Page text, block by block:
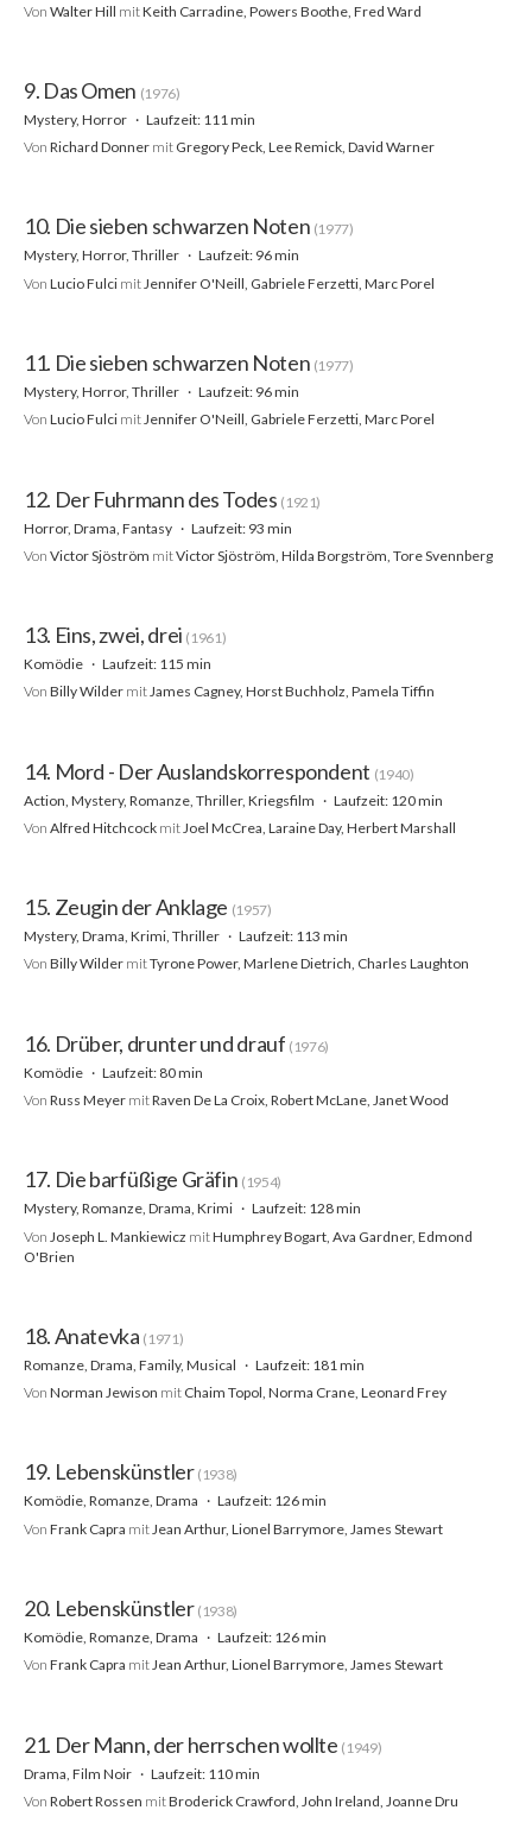
Von Walter Hill mitKeith Carradine, Powers Boothe, Fred Ward
9. Das Omen (1976)
Mystery, Horror
Laufzeit: 111 min
Von Richard Donner mit Gregory Peck, Lee Remick, David Warner
10. Die sieben schwarzen Noten (1977)
Mystery, Horror, Thriller
Laufzeit: 96 min
Von Lucio Fulci mit Jennifer O'Neill, Gabriele Ferzetti, Marc Porel
11. Die sieben schwarzen Noten (1977)
Mystery, Horror, Thriller
Laufzeit: 96 min
Von Lucio Fulci mitJennifer O'Neill, Gabriele Ferzetti, Marc Porel
12. Der Fuhrmann des Todes (1921)
Horror, Drama, Fantasy
Laufzeit: 93 min
Von Victor Sjöström mitVictor Sjöström, Hilda Borgström, Tore Svennberg
13. Eins, zwei, drei (1961)
Komödie
Laufzeit: 115 min
Von Billy Wilder mitJames Cagney, Horst Buchholz, Pamela Tiffin
14. Mord - Der Auslandskorrespondent (1940)
Action, Mystery, Romanze, Thriller, Kriegsfilm
Laufzeit: 120 min
Von Alfred Hitchcock mit Joel McCrea, Laraine Day, Herbert Marshall
15. Zeugin der Anklage (1957)
Mystery, Drama, Krimi, Thriller
Laufzeit: 113 min
Von Billy Wilder mitTyrone Power, Marlene Dietrich, Charles Laughton
16. Drüber, drunter und drauf (1976)
Komödie
Laufzeit: 80 min
Von Russ Meyer mitRaven De La Croix, Robert McLane, Janet Wood
17. Die barfüßige Gräfin (1954)
Mystery, Romanze, Drama, Krimi
Laufzeit: 128 min
Von Joseph L. Mankiewicz mitHumphrey Bogart, Ava Gardner, Edmond
O'Brien
18. Anatevka (1971)
Romanze, Drama, Family, Musical
Laufzeit: 181 min
Von Norman Jewison mit Chaim Topol, Norma Crane, Leonard Frey
19. Lebenskünstler (1938)
Komödie, Romanze, Drama
Laufzeit: 126 min
Von Frank Capra mit Jean Arthur, Lionel Barrymore, James Stewart
20. Lebenskünstler (1938)
Komödie, Romanze, Drama
Laufzeit: 126 min
Von Frank Capra mitJean Arthur, Lionel Barrymore, James Stewart
21. Der Mann, der herrschen wollte (1949)
Drama, Film Noir
Laufzeit: 110 min
Von Robert Rossen mitBroderick Crawford, John Ireland, Joanne Dru